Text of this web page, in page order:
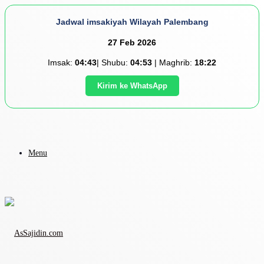
Jadwal imsakiyah Wilayah Palembang
27 Feb 2026
Imsak: 04:43| Shubu: 04:53 | Maghrib: 18:22
Kirim ke WhatsApp
Menu